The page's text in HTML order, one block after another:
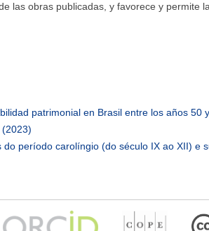
las obras publicadas, y favorece y permite
patrimonial en Brasil entre los años 50
(2023)
período carolíngio (do século IX ao XII) e